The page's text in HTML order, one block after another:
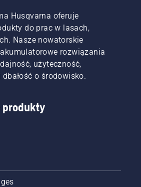
Husqvarna oferuje
do prac w lasach,
Nasze nowatorskie
rozwiązania
użyteczność,
o środowisko.
produkty